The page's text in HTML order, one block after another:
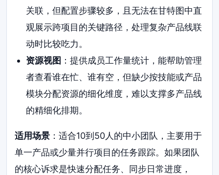
关联，但配置步骤较多，且无法在甘特图中直
观展示跨项目的关键路径，处理复杂产品线联
动时比较吃力。
资源视图 ：提供成员工作量统计，能帮助管理
者查看谁在忙、谁有空，但缺少按技能或产品
模块分配资源的细化维度，难以支撑多产品线
的精细化排期。
适用场景 ：适合10到50人的中小团队，主要用于
单一产品或少量并行项目的任务跟踪。如果团队
的核心诉求是快速分配任务、同步日常进度，